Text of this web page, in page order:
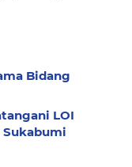
Bidang
LOI
Sukabumi